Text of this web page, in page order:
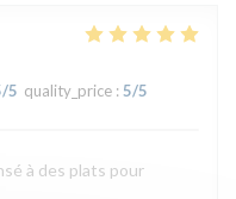
/5 quality_price : 5/5
à des plats pour